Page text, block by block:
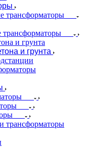
трансформаторы
трансформаторы
и грунта
трансформаторы